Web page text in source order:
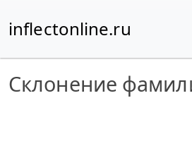
inflectonline.ru
Склонение